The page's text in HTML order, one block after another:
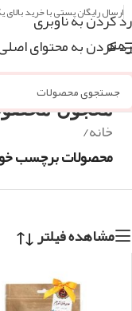
رد کردن به ناوبری
رد کردن به محتوای
ارسال رایگان پستی با خرید
منو
معجون
خانه/
محصولات برچسب
مشاهده فیلتر